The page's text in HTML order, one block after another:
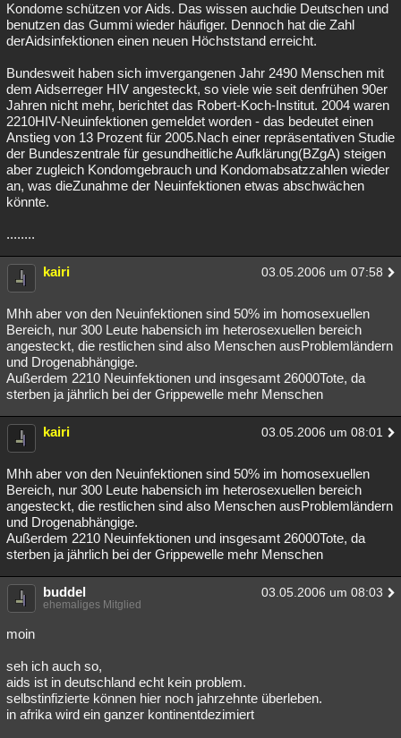
Kondome schützen vor Aids. Das wissen auchdie Deutschen und
benutzen das Gummi wieder häufiger. Dennoch hat die Zahl
derAidsinfektionen einen neuen Höchststand erreicht.
Bundesweit haben sich imvergangenen Jahr 2490 Menschen mit
dem Aidserreger HIV angesteckt, so viele wie seit denfrühen 90er
Jahren nicht mehr, berichtet das Robert-Koch-Institut. 2004 waren
2210HIV-Neuinfektionen gemeldet worden - das bedeutet einen
Anstieg von 13 Prozent für 2005.Nach einer repräsentativen Studie
der Bundeszentrale für gesundheitliche Aufklärung(BZgA) steigen
aber zugleich Kondomgebrauch und Kondomabsatzzahlen wieder
an, was dieZunahme der Neuinfektionen etwas abschwächen
könnte.
........
kairi 03.05.2006 um 07:58
Mhh aber von den Neuinfektionen sind 50% im homosexuellen
Bereich, nur 300 Leute habensich im heterosexuellen bereich
angesteckt, die restlichen sind also Menschen ausProblemländern
und Drogenabhängige.
Außerdem 2210 Neuinfektionen und insgesamt 26000Tote, da
sterben ja jährlich bei der Grippewelle mehr Menschen
kairi 03.05.2006 um 08:01
Mhh aber von den Neuinfektionen sind 50% im homosexuellen
Bereich, nur 300 Leute habensich im heterosexuellen bereich
angesteckt, die restlichen sind also Menschen ausProblemländern
und Drogenabhängige.
Außerdem 2210 Neuinfektionen und insgesamt 26000Tote, da
sterben ja jährlich bei der Grippewelle mehr Menschen
buddel 03.05.2006 um 08:03
ehemaliges Mitglied
moin
seh ich auch so,
aids ist in deutschland echt kein problem.
selbstinfizierte können hier noch jahrzehnte überleben.
in afrika wird ein ganzer kontinentdezimiert